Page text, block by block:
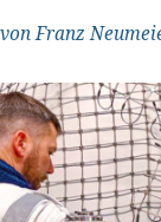
vonFranz